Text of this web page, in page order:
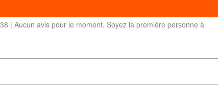
| Aucun avis pour le moment. Soyez la première personne à